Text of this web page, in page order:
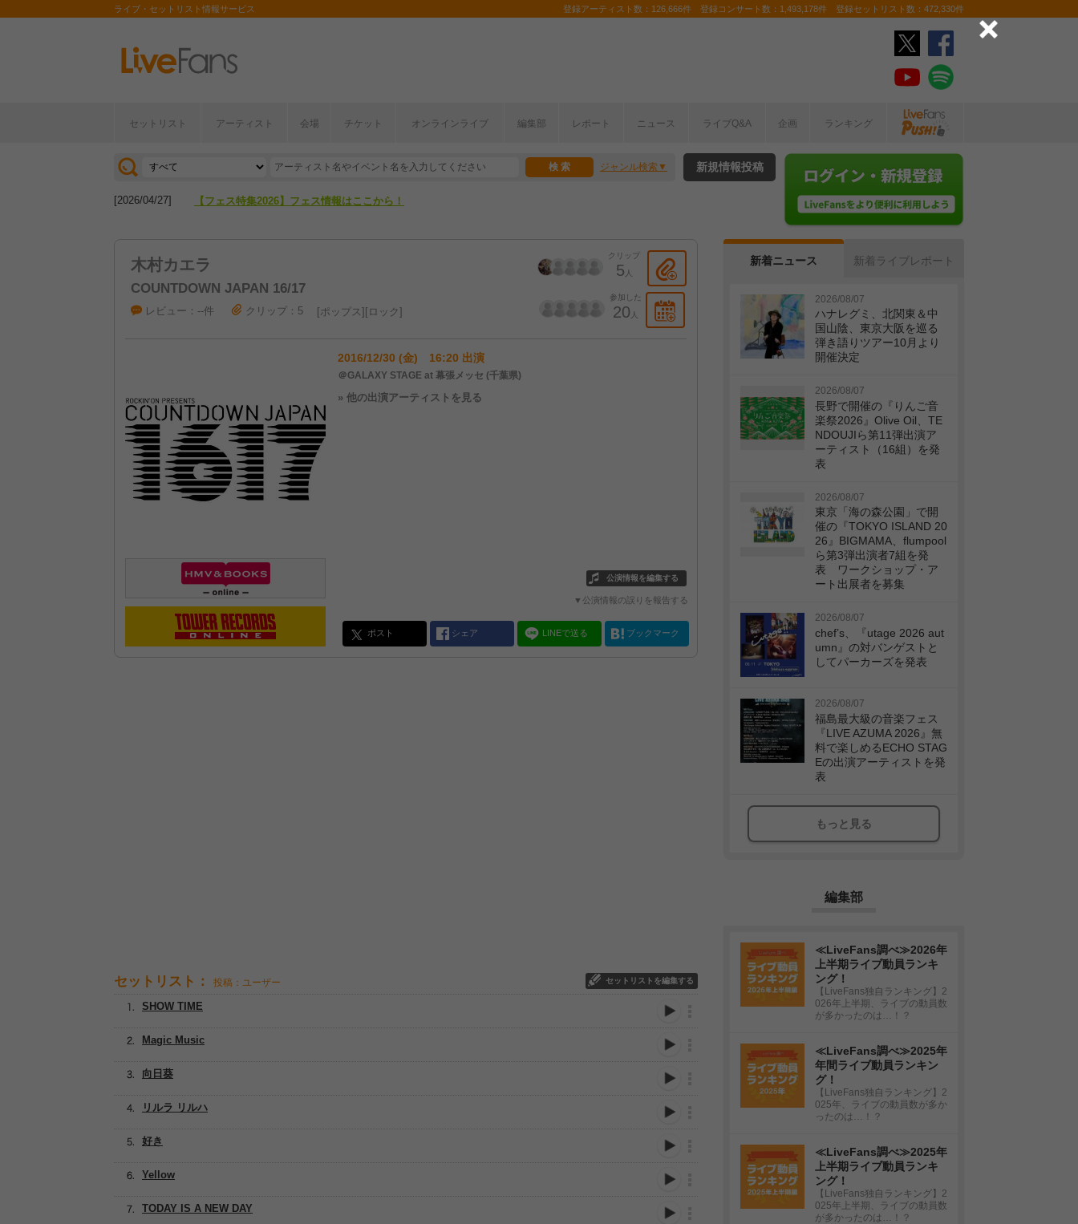
ライブ・セットリスト情報サービス 登録アーティスト数：126,666件 登録コンサート数：1,493,178件 登録セットリスト数：472,330件
セットリスト アーティスト 会場 チケット オンラインライブ 編集部 レポート ニュース ライブQ&A 企画 ランキング
ジャンル検索
[2026/07/28] 【ライブ動員ランキング】2026年上半期編発表！
[2026/04/27] 【フェス特集2026】フェス情報はここから！
新規情報投稿
木村カエラ
COUNTDOWN JAPAN 16/17
クリップ
5 人
参加した
20 人
レビュー：--件 クリップ：5 ポップス ロック
2016/12/30 (金) 16:20 出演
＠GALAXY STAGE at 幕張メッセ (千葉県)
» 他の出演アーティストを見る
公演情報を編集する
▼公演情報の誤りを報告する
ポスト シェア LINEで送る ブックマーク
セットリスト： 投稿：ユーザー セットリストを編集する
向日葵
Yellow
SHOW TIME
好き
リルラ リルハ
Magic Music
TODAY IS A NEW DAY
新着ニュース 新着ライブレポート
2026/08/07
ハナレグミ、北関東＆中
国山陰、東京大阪を巡る
弾き語りツアー10月より
開催決定
2026/08/07
長野で開催の『りんご音
楽祭2026』Olive Oil、TE
NDOUJIら第11弾出演ア
ーティスト（16組）を発
表
2026/08/07
東京「海の森公園」で開
催の『TOKYO ISLAND 20
26』BIGMAMA、flumpool
ら第3弾出演者7組を発
表 ワークショップ・ア
ート出展者を募集
2026/08/07
chef’s、『utage 2026 aut
umn』の対バンゲストと
してパーカーズを発表
2026/08/07
福島最大級の音楽フェス
『LIVE AZUMA 2026』無
料で楽しめるECHO STAG
Eの出演アーティストを発
表
もっと見る
編集部
≪LiveFans調べ≫2026年
上半期ライブ動員ランキ
ング！
【LiveFans独自ランキング】2
026年上半期、ライブの動員数
が多かったのは…！？
≪LiveFans調べ≫2025年
年間ライブ動員ランキン
グ！
【LiveFans独自ランキング】2
025年、ライブの動員数が多か
ったのは…！？
≪LiveFans調べ≫2025年
上半期ライブ動員ランキ
ング！
【LiveFans独自ランキング】2
025年上半期、ライブの動員数
が多かったのは…！？